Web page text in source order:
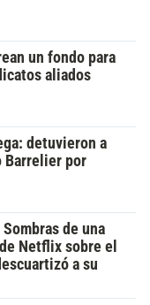
un fondo para
aliados
detuvieron a
Barrelier por
de una
Netflix sobre el
a su